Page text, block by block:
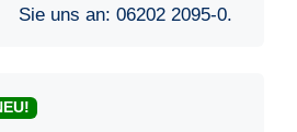
Sie uns an: 06202 2095-0.